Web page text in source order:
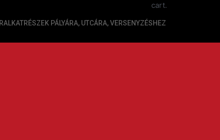
cart.
PÁLYÁRA, UTCÁRA, VERSENYZÉSHEZ